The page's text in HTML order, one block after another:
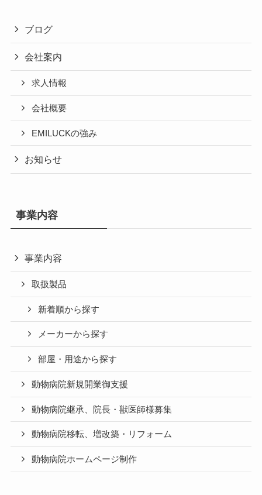
ブログ
会社案内
求人情報
会社概要
EMILUCKの強み
お知らせ
事業内容
事業内容
取扱製品
新着順から探す
メーカーから探す
部屋・用途から探す
動物病院新規開業御支援
動物病院継承、院長・獣医師様募集
動物病院移転、増改築・リフォーム
動物病院ホームページ制作